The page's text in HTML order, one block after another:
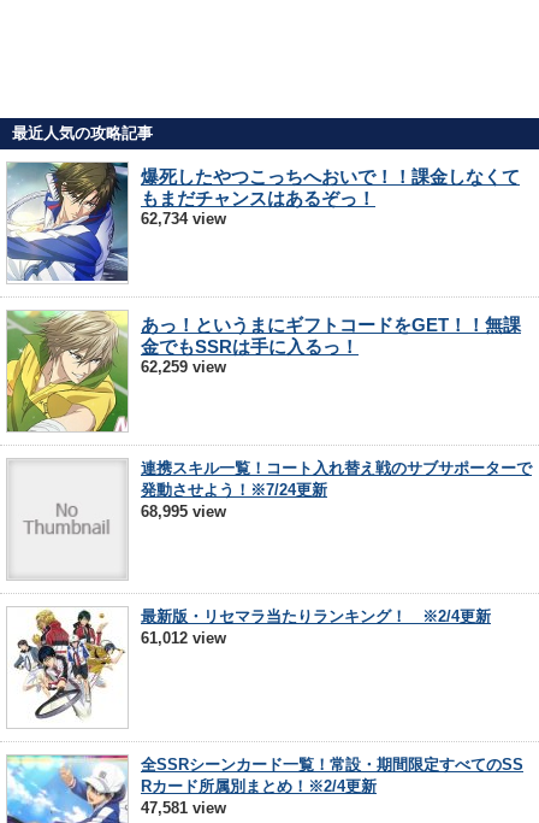
最近人気の攻略記事
爆死したやつこっちへおいで！！課金しなくて
もまだチャンスはあるぞっ！
62,734 view
あっ！というまにギフトコードをGET！！無課
金でもSSRは手に入るっ！
62,259 view
連携スキル一覧！コート入れ替え戦のサブサポーターで
発動させよう！※7/24更新
68,995 view
最新版・リセマラ当たりランキング！ ※2/4更新
61,012 view
全SSRシーンカード一覧！常設・期間限定すべてのSS
Rカード所属別まとめ！※2/4更新
47,581 view